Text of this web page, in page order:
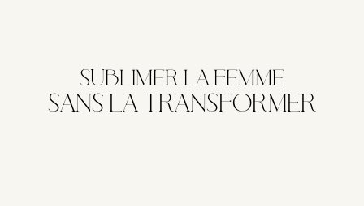
SUBLIMER LA FEMME
SANS LA TRANSFORMER